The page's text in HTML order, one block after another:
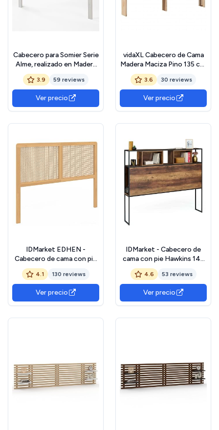
Cabecero para Somier Serie
Alme, realizado en Madera
de Pino Macizo. Medidas
100X2 cm(altoXfondo)
(para somier 135, Blanco
Lavado)
3.9 59 reviews
Ver precio
vidaXL Cabecero de Cama
Madera Maciza Pino 135 cm,
Rústico Marrón, Queen,
Estantes, Montaje en
Marco de Cama
3.6 30 reviews
Ver precio
IDMarket EDHEN -
Cabecero de cama con pie
(140 cm), diseño de
cannabos y madera
4.1 130 reviews
Ver precio
IDMarket - Cabecero de
cama con pie Hawkins 145
cm, madera oscura, diseño
industrial
4.6 53 reviews
Ver precio